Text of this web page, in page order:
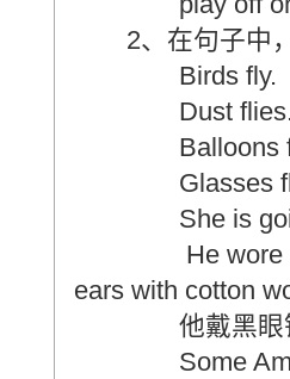
2、在句子中，
Birds fly.
Dust flies.
Balloons
Glasses fly.
She is going
He wore dark
ears with cotton
他戴黑眼镜，
Some